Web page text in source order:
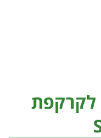
לקרקפת